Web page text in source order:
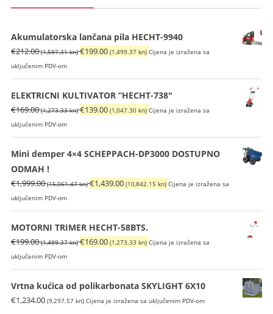
Akumulatorska lančana pila HECHT-9940
€212.00 (1,597.31 kn)Izvorna
bila
je:
€212.00
kn).
€199.00 (1,499.37 kn) Trenutna
je:
€199.00
(1,499.37
Cijena je izražena sa
uključenim PDV-om
ELEKTRICNI KULTIVATOR “HECHT-738"
€169.00 (1,273.33 kn)Izvorna
bila
je:
(1,273.33
€139.00 (1,047.30 kn) Trenutna
je:
€139.00
kn).
Cijena je izražena sa
uključenim PDV-om
Mini demper 4×4 SCHEPPACH-DP3000 DOSTUPNO
ODMAH !
€1,999.00 (15,061.47 kn)Izvorna
bila
je:
€1,999.00
kn).
€1,439.00 (10,842.15 kn) Trenutna
je:
(10,842.15
Cijena je izražena sa
uključenim PDV-om
MOTORNI TRIMER HECHT-58BTS.
€199.00 (1,499.37 kn)Izvorna
bila
je:
€199.00
€169.00 (1,273.33 kn) Trenutna
je:
€169.00
(1,273.33
Cijena je izražena sa
uključenim PDV-om
Vrtna kućica od polikarbonata SKYLIGHT 6X10
€1,234.00 (9,297.57 kn) Cijena je izražena sa uključenim PDV-om